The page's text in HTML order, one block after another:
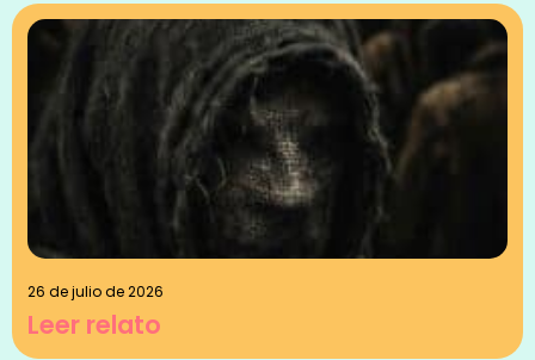
26 de julio de 2026
Leer relato